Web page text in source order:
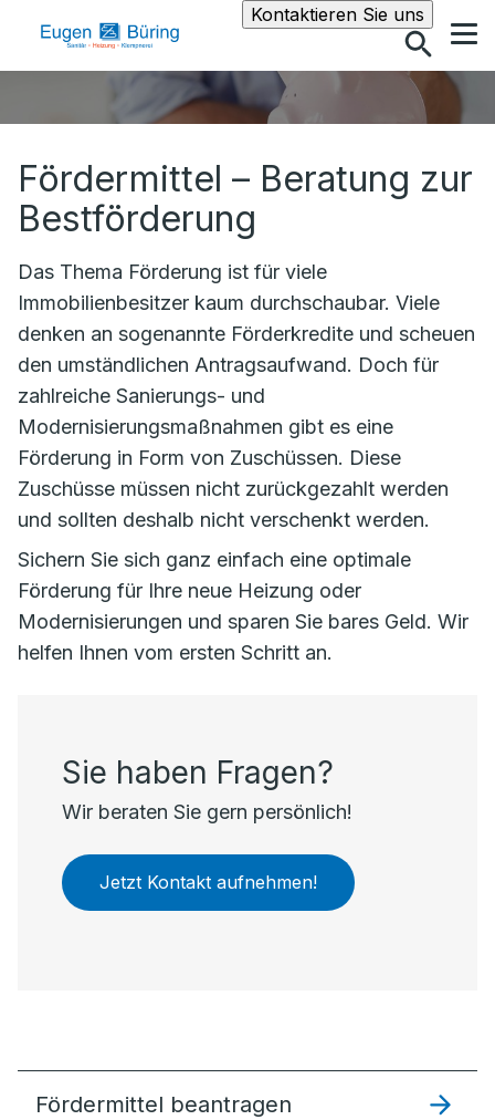
Kontaktieren Sie unsSuche
Fördermittel – Beratung zur
Bestförderung
Das Thema Förderung ist für viele
Immobilienbesitzer kaum durchschaubar. Viele
denken an sogenannte Förderkredite und scheuen
den umständlichen Antragsaufwand. Doch für
zahlreiche Sanierungs- und
Modernisierungsmaßnahmen gibt es eine
Förderung in Form von Zuschüssen. Diese
Zuschüsse müssen nicht zurückgezahlt werden
und sollten deshalb nicht verschenkt werden.
Sichern Sie sich ganz einfach eine optimale
Förderung für Ihre neue Heizung oder
Modernisierungen und sparen Sie bares Geld. Wir
helfen Ihnen vom ersten Schritt an.
Sie haben Fragen?
Wir beraten Sie gern persönlich!
Jetzt Kontakt aufnehmen!
Fördermittel beantragen